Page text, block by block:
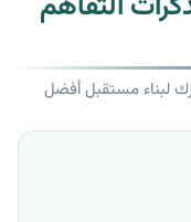
لبناء مستقبل أفضل